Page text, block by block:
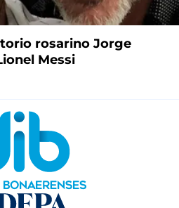
rosarino Jorge
Messi